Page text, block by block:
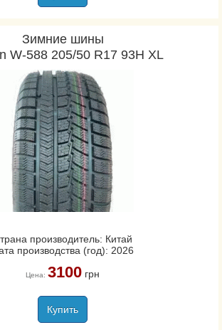
Зимние шины
W-588 205/50 R17 93H XL
производитель: Китай
производства (год): 2026
Цена: 3100грн
Купить